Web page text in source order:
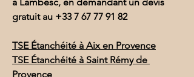
gratuit au +33 7 67 77 91 82
TSE Étanchéité à Aix en Provence
TSE Étanchéité à Saint Rémy de
Provence